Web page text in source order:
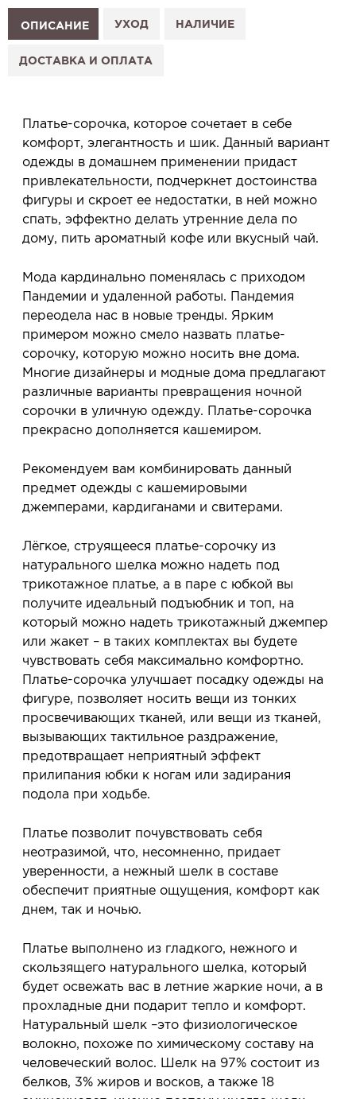
1. Выберите изделие на сайте.
2. Нажмите «Заказать примерку» и выберите салон.
3. Заполните форму и отправьте заявку.
Услуга бесплатная и ни к чему не обязывает: Вы
примеряете в салоне и уже на месте решаете,
покупать или нет.
Планируйте визит в удобное для Вас время -
резерв действует 5 дней.
ОПИСАНИЕ УХОД НАЛИЧИЕ
ДОСТАВКА И ОПЛАТА
Платье-сорочка, которое сочетает в себе
комфорт, элегантность и шик. Данный вариант
одежды в домашнем применении придаст
привлекательности, подчеркнет достоинства
фигуры и скроет ее недостатки, в ней можно
спать, эффектно делать утренние дела по
дому, пить ароматный кофе или вкусный чай.
Мода кардинально поменялась с приходом
Пандемии и удаленной работы. Пандемия
переодела нас в новые тренды. Ярким
примером можно смело назвать платье-
сорочку, которую можно носить вне дома.
Многие дизайнеры и модные дома предлагают
различные варианты превращения ночной
сорочки в уличную одежду. Платье-сорочка
прекрасно дополняется кашемиром.
Рекомендуем вам комбинировать данный
предмет одежды с кашемировыми
джемперами, кардиганами и свитерами.
Лёгкое, струящееся платье-сорочку из
натурального шелка можно надеть под
трикотажное платье, а в паре с юбкой вы
получите идеальный подъюбник и топ, на
который можно надеть трикотажный джемпер
или жакет – в таких комплектах вы будете
чувствовать себя максимально комфортно.
Платье-сорочка улучшает посадку одежды на
фигуре, позволяет носить вещи из тонких
просвечивающих тканей, или вещи из тканей,
вызывающих тактильное раздражение,
предотвращает неприятный эффект
прилипания юбки к ногам или задирания
подола при ходьбе.
Платье позволит почувствовать себя
неотразимой, что, несомненно, придает
уверенности, а нежный шелк в составе
обеспечит приятные ощущения, комфорт как
днем, так и ночью.
Платье выполнено из гладкого, нежного и
скользящего натурального шелка, который
будет освежать вас в летние жаркие ночи, а в
прохладные дни подарит тепло и комфорт.
Натуральный шелк –это физиологическое
волокно, похоже по химическому составу на
человеческий волос. Шелк на 97% состоит из
белков, 3% жиров и восков, а также 18